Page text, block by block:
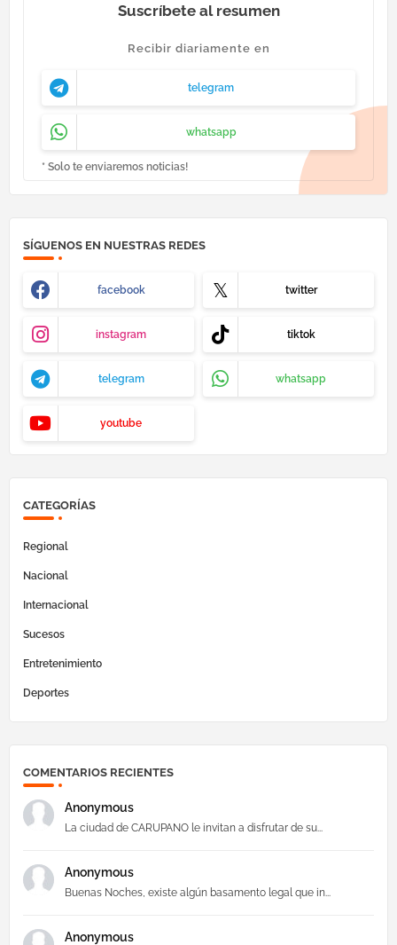
Suscríbete al resumen
Recibir diariamente en
telegram
whatsapp
* Solo te enviaremos noticias!
SÍGUENOS EN NUESTRAS REDES
facebook twitter
instagram tiktok
telegram whatsapp
youtube
CATEGORÍAS
Regional
Nacional
Internacional
Sucesos
Entretenimiento
Deportes
COMENTARIOS RECIENTES
Anonymous
La ciudad de CARUPANO le invitan a disfrutar de su...
Anonymous
Buenas Noches, existe algún basamento legal que in...
Anonymous